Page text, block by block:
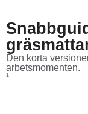
Den korta
arbetsmomenten.
1